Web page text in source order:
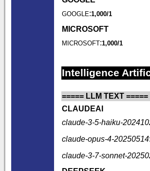
GOOGLE:1,000/1
MICROSOFT
MICROSOFT:1,000/1
Intelligence
===== LLM TEXT =====
CLAUDEAI
claude-3-5-haiku-
claude-opus-4-20250514:
claude-3-7-sonnet-